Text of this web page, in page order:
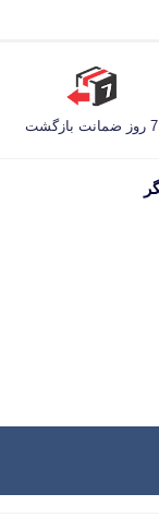
7 روز ضمانت بازگشت